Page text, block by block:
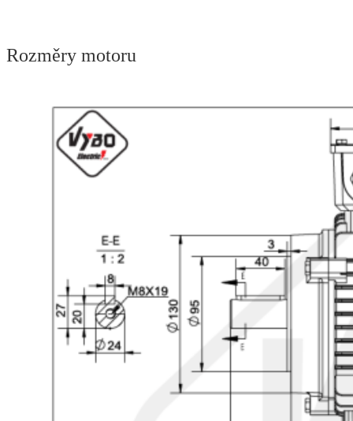
Rozměry motoru